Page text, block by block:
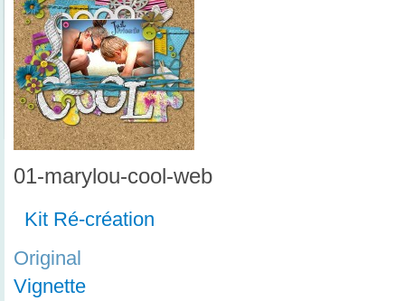
01-marylou-cool-web
Kit Ré-création
Original
Vignette